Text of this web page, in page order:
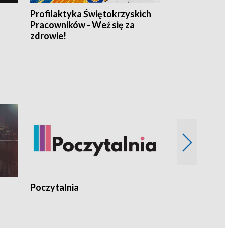
Profilaktyka Świętokrzyskich
Pracowników - Weź się za
zdrowie!
Poczytalnia